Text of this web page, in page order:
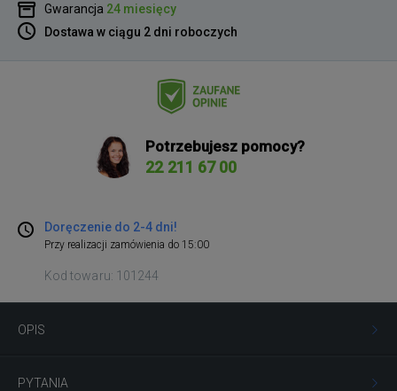
Gwarancja 24 miesięcy
Dostawa w ciągu 2 dni roboczych
Potrzebujesz pomocy?
22 211 67 00
Doręczenie do 2-4 dni!
Przy realizacji zamówienia do 15:00
Kod towaru: 101244
OPIS
PYTANIA